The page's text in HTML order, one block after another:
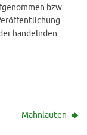
bzw.
handelnden
Mahnläuten